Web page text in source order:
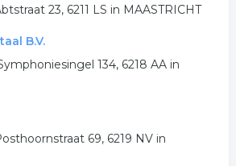
23, 6211 LS in MAASTRICHT
B.V.
134, 6218 AA in
69, 6219 NV in